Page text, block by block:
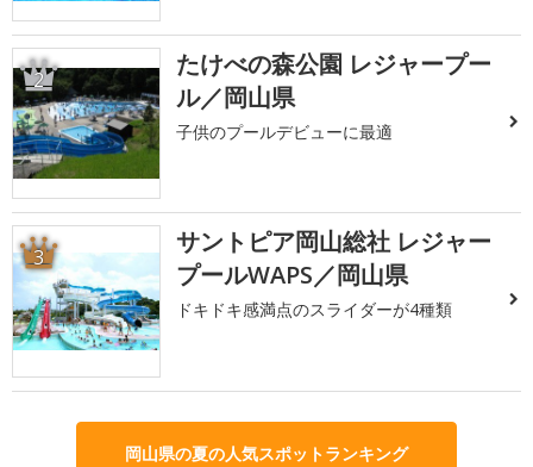
2
たけべの森公園 レジャープー
ル／岡山県
子供のプールデビューに最適
3
サントピア岡山総社 レジャー
プールWAPS／岡山県
ドキドキ感満点のスライダーが4種類
岡山県の夏の人気スポットランキング